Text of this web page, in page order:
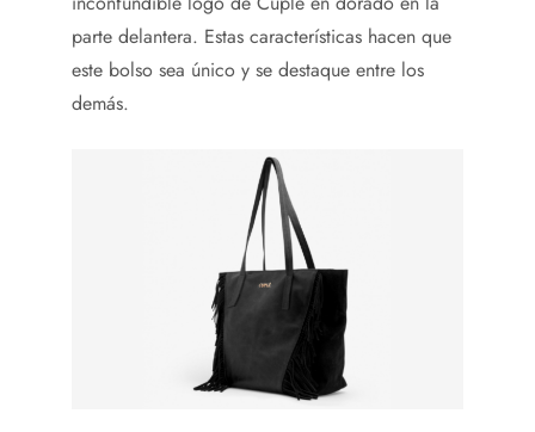
parte delantera. Estas características hacen que
este bolso sea único y se destaque entre los
demás.